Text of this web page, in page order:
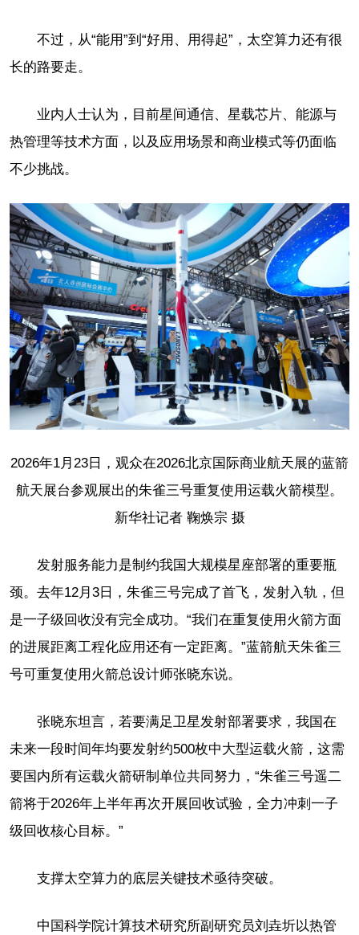
不过，从“能用”到“好用、用得起”，太空算力还有很
长的路要走。
业内人士认为，目前星间通信、星载芯片、能源与
热管理等技术方面，以及应用场景和商业模式等仍面临
不少挑战。
2026年1月23日，观众在2026北京国际商业航天展的蓝箭
航天展台参观展出的朱雀三号重复使用运载火箭模型。
新华社记者 鞠焕宗 摄
发射服务能力是制约我国大规模星座部署的重要瓶
颈。去年12月3日，朱雀三号完成了首飞，发射入轨，但
是一子级回收没有完全成功。“我们在重复使用火箭方面
的进展距离工程化应用还有一定距离。”蓝箭航天朱雀三
号可重复使用火箭总设计师张晓东说。
张晓东坦言，若要满足卫星发射部署要求，我国在
未来一段时间年均要发射约500枚中大型运载火箭，这需
要国内所有运载火箭研制单位共同努力，“朱雀三号遥二
箭将于2026年上半年再次开展回收试验，全力冲刺一子
级回收核心目标。”
支撑太空算力的底层关键技术亟待突破。
中国科学院计算技术研究所副研究员刘垚圻以热管